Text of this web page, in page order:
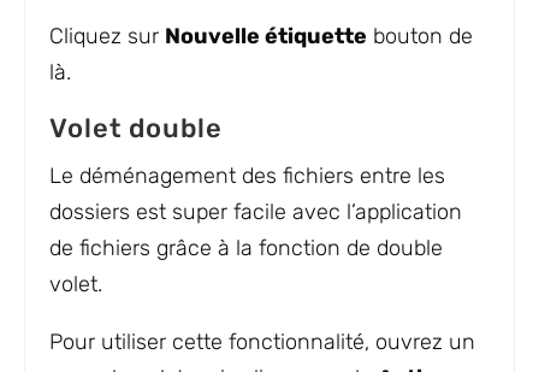
Cliquez sur Nouvelle étiquette bouton de
là.
Volet double
Le déménagement des fichiers entre les
dossiers est super facile avec l’application
de fichiers grâce à la fonction de double
volet.
Pour utiliser cette fonctionnalité, ouvrez un